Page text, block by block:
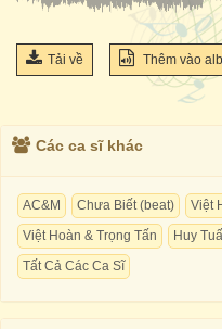
Tải về Thêm vào
Các ca sĩ khác
AC&M Chưa Biết (beat)
Việt
Việt Hoàn & Trọng Tấn
Huy
Tất Cả Các Ca Sĩ